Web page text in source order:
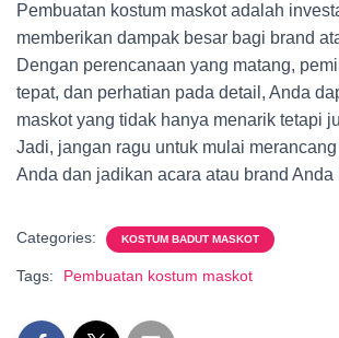
Pembuatan kostum maskot adalah
memberikan dampak besar bagi brand
Dengan perencanaan yang matang,
tepat, dan perhatian pada detail, Anda
maskot yang tidak hanya menarik tetapi
Jadi, jangan ragu untuk mulai
Anda dan jadikan acara atau brand Anda
Categories: KOSTUM BADUT MASKOT
Tags: Pembuatan kostum maskot